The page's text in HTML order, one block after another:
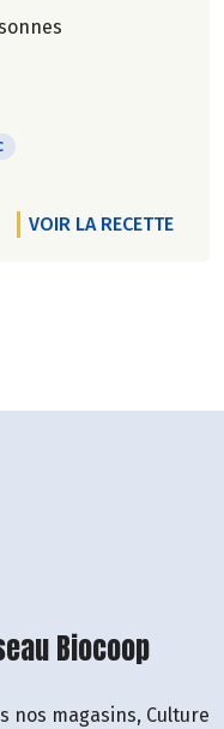
VOIR LA RECETTE
Biocoop
nos magasins, Culture